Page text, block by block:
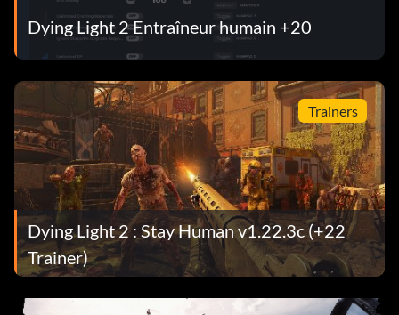
Dying Light 2 Entraîneur humain +20
Trainers
Dying Light 2 : Stay Human v1.22.3c (+22
Trainer)